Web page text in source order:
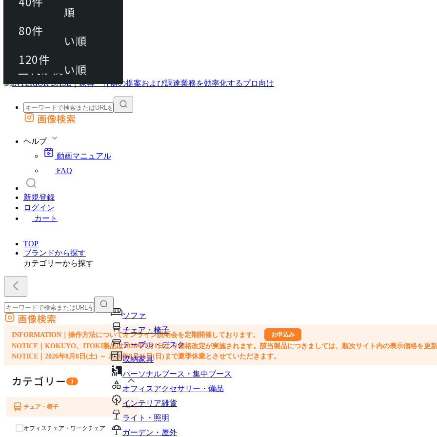
動画マニュアル
FAQ
カート
外部サイトの商品をカートに追加
画像検索
ヘルプ
動画マニュアル
FAQ
新規登録
ログイン
カート
TOP
ブランドから探す
カテゴリーから探す
ソファ
チェア・椅子
テーブル・デスク
収納家具
パーソナルブース・集中ブース
オフィスアクセサリー・備品
インテリア雑貨
ライト・照明
ガーデン・屋外
外部サイトの商品をカートに追加
他のサイトで見つけた商品ページのURLを貼り付けて、カートに追加できます
画像検索
INFORMATION｜操作方法についてオンライン説明会を定期開催しております。 お申込み
NOTICE｜KOKUYO、ITOKI製品は2026年7月1日より価格改定が実施されます。該当製品につきましては、順次サイト内の表示価格を更新
NOTICE｜2026年8月8日(土) ～ 2026年8月16日(日)まで夏季休業とさせていただきます。
カテゴリー 1
ソファ
チェア・椅子 ×
オフィスチェア・ワークチェア
80件
120件
おすすめ順
上代が安い順
上代が高い順
80件
120件